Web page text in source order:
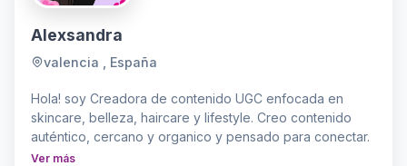
Alexsandra
valencia , España
Hola! soy Creadora de contenido UGC enfocada en
skincare, belleza, haircare y lifestyle. Creo contenido
auténtico, cercano y organico y pensado para conectar.
Ver más